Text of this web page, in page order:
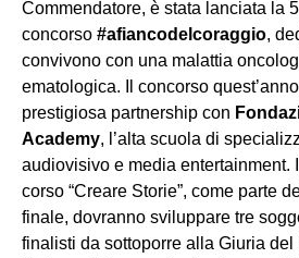
Commendatore, è stata lanciata la
concorso #afiancodelcoraggio,
convivono con una malattia
ematologica. Il concorso
prestigiosa partnership con
Academy, l’alta scuola di
audiovisivo e media entertainment.
corso “Creare Storie”, come parte
finale, dovranno sviluppare tre
finalisti da sottoporre alla Giuria del